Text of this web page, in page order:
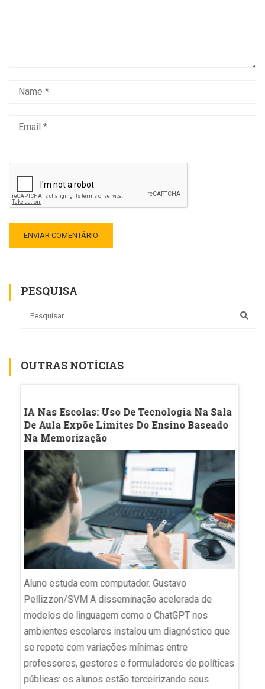
PESQUISA
OUTRAS NOTÍCIAS
IA Nas Escolas: Uso De Tecnologia Na Sala
De Aula Expõe Limites Do Ensino Baseado
Na Memorização
Aluno estuda com computador. Gustavo
Pellizzon/SVM A disseminação acelerada de
modelos de linguagem como o ChatGPT nos
ambientes escolares instalou um diagnóstico que
se repete com variações mínimas entre
professores, gestores e formuladores de políticas
públicas: os alunos estão terceirizando seus